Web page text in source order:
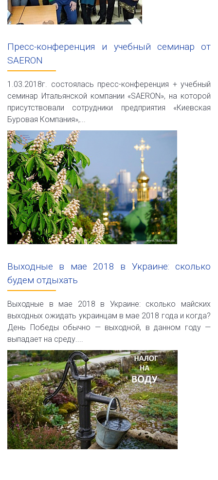
Пресс-конференция и учебный семинар от
SAERON
1.03.2018г. состоялась пресс-конференция + учебный
семинар Итальянской компании «SAERON», на которой
присутствовали сотрудники предприятия «Киевская
Буровая Компания»,...
Выходные в мае 2018 в Украине: сколько
будем отдыхать
Выходные в мае 2018 в Украине: сколько майских
выходных ожидать украинцам в мае 2018 года и когда?
День Победы обычно — выходной, в данном году —
выпадает на среду....